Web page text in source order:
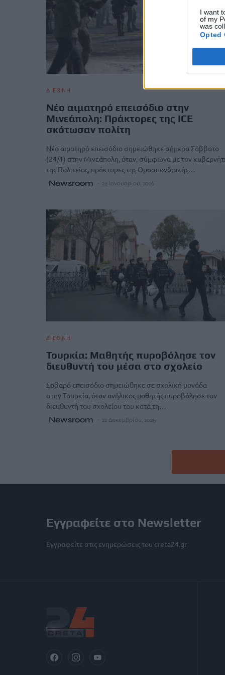
I want
of my
was
Opted
ΔΙΕΘΝΗ
Νέο αιματηρό επεισόδιο στην
Μινεάπολη: Πράκτορες της ICE
σκότωσαν πολίτη
Νέο αιματηρό επεισόδιο σημειώθηκε σήμερα Σάββατο
(24/1) στην Μινεάπολη, όταν, σύμφωνα με τον
της Πολιτείας, πράκτορες της Ομοσπονδιακής…
Newsroom 24 Ιανουαρίου, 2026
ΔΙΕΘΝΗ
Τουρκία: Μαθητής πυροβόλησε τον
διευθυντή του μέσα στο σχολείο
Σοβαρό επεισόδιο σημειώθηκε σε σχολική μονάδα
στην Τουρκία, όταν ανήλικος μαθητής πυροβόλησε τον
διευθυντή του σχολείου του κατά τη…
Newsroom 22 Δεκεμβρίου, 2025
Εγγραφείτε στο Newsletter
Εγγραφείτε στις ενημερώσεις του creta24.gr